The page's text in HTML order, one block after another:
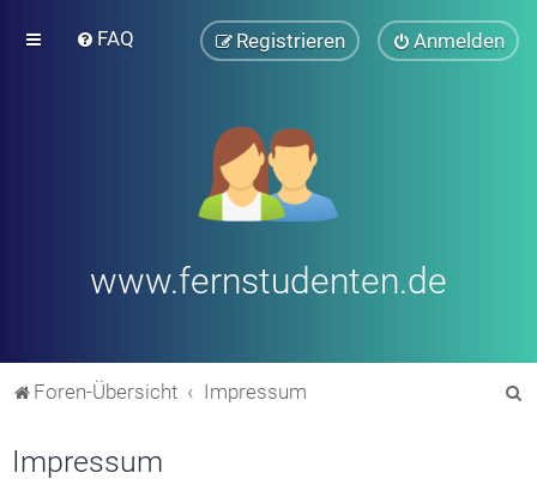
FAQ Anmelden
Registrieren
www.fernstudenten.de
Foren-Übersicht Impressum
Impressum